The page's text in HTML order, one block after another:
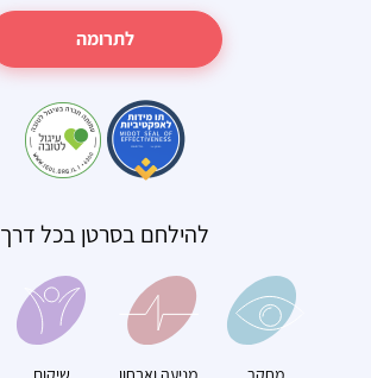
לתרומה
להילחם בסרטן בכל דרך